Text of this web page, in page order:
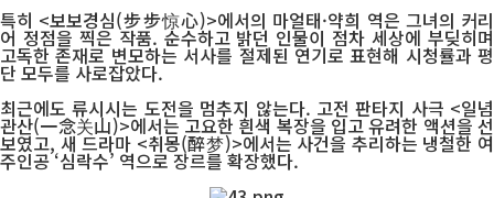
특히 <보보경심(步步惊心)>에서의 마얼태·약희 역은 그녀의 커리
어 정점을 찍은 작품. 순수하고 밝던 인물이 점차 세상에 부딪히며
고독한 존재로 변모하는 서사를 절제된 연기로 표현해 시청률과 평
단 모두를 사로잡았다.
최근에도 류시시는 도전을 멈추지 않는다. 고전 판타지 사극 <일념
관산(一念关山)>에서는 고요한 흰색 복장을 입고 유려한 액션을 선
보였고, 새 드라마 <취몽(醉梦)>에서는 사건을 추리하는 냉철한 여
주인공 ‘심락수’ 역으로 장르를 확장했다.